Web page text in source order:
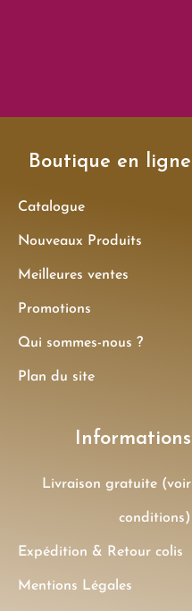
Boutique en ligne
Catalogue
Nouveaux Produits
Meilleures ventes
Promotions
Qui sommes-nous ?
Plan du site
Informations
Livraison gratuite (voir
conditions)
Expédition & Retour colis
Mentions Légales